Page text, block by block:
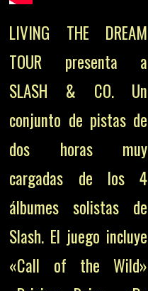
LIVING THE DREAM
TOUR presenta a
SLASH & CO. Un
conjunto de pistas de
dos horas muy
cargadas de los 4
álbumes solistas de
Slash. El juego incluye
«Call of the Wild»